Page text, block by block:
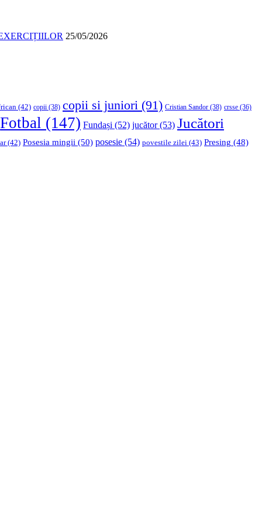
25/05/2026
(42) copii (38) copii si juniori (91) Cristian Sandor (38) crsse (36)
Fotbal (147) Fundași (52) jucător(53) Jucători
(42) Posesia mingii (50) posesie (54) povestile zilei (43) Presing (48)